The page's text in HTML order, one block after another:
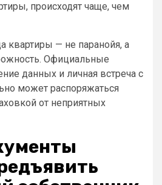
происходят чаще, чем
квартиры — не паранойя, а
Официальные
данных и личная встреча с
может распоряжаться
от неприятных